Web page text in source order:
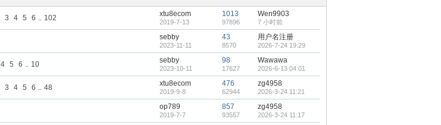
3 4 5 6 .. 102 xtu8ecom
2019-7-13
1013
97896
Wen9903
7 小时前
sebby
2023-11-11
43
8570
用户名注册
2026-7-24 19:29
4 5 6 .. 10 sebby
2023-10-11
98
17627
Wawawa
2026-6-13 04:01
3 4 5 6 .. 48 xtu8ecom
2019-9-8
476
62944
zg4958
2026-3-24 11:21
op789
2019-7-7
857
93557
zg4958
2026-3-24 11:17